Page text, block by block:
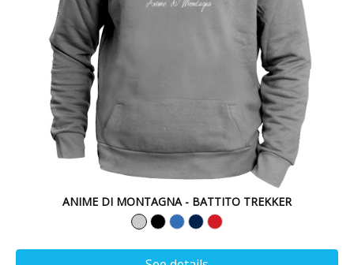
ANIME DI MONTAGNA - BATTITO TREKKER